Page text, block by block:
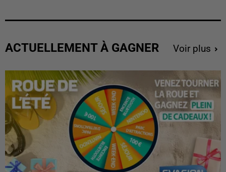
ACTUELLEMENT À GAGNER Voir plus